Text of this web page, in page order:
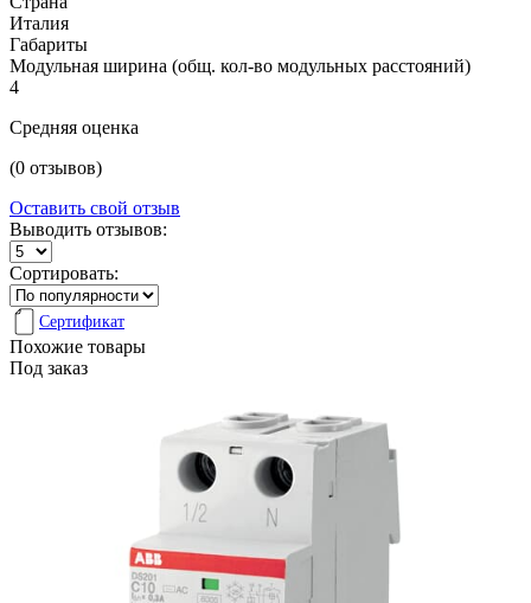
Италия
Габариты
Модульная ширина (общ. кол-во модульных расстояний)
4
Средняя оценка
(0 отзывов)
Оставить свой отзыв
Выводить отзывов:
Сортировать:
Сертификат
Похожие товары
Под заказ